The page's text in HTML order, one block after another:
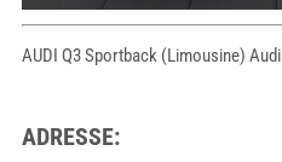
AUDI Q3 Sportback (Limousine) Audi
ADRESSE: